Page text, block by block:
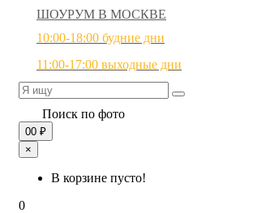
ШОУРУМ В МОСКВЕ
10:00-18:00 будние дни
11:00-17:00 выходные дни
Поиск по фото
00 ₽
×
В корзине пусто!
0